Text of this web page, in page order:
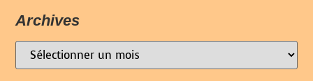
Archives